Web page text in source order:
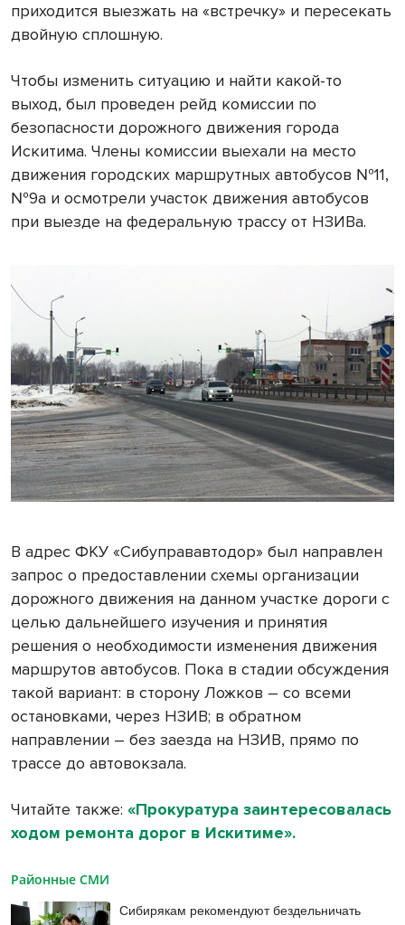
приходится выезжать на «встречку» и пересекать
двойную сплошную.
Чтобы изменить ситуацию и найти какой-то
выход, был проведен рейд комиссии по
безопасности дорожного движения города
Искитима. Члены комиссии выехали на место
движения городских маршрутных автобусов №11,
№9а и осмотрели участок движения автобусов
при выезде на федеральную трассу от НЗИВа.
В адрес ФКУ «Сибуправавтодор» был направлен
запрос о предоставлении схемы организации
дорожного движения на данном участке дороги с
целью дальнейшего изучения и принятия
решения о необходимости изменения движения
маршрутов автобусов. Пока в стадии обсуждения
такой вариант: в сторону Ложков – со всеми
остановками, через НЗИВ; в обратном
направлении – без заезда на НЗИВ, прямо по
трассе до автовокзала.
Читайте также: «Прокуратура заинтересовалась
ходом ремонта дорог в Искитиме».
Районные СМИ
Сибирякам рекомендуют бездельничать